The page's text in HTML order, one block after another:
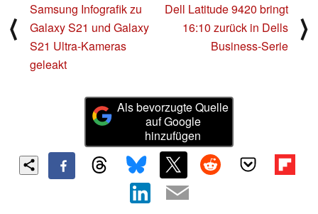
⟨
Samsung Infografik zu
Galaxy S21 und Galaxy
S21 Ultra-Kameras
geleakt
Dell Latitude 9420 bringt
16:10 zurück in Dells
Business-Serie
⟩
Als bevorzugte Quelle
auf Google
hinzufügen